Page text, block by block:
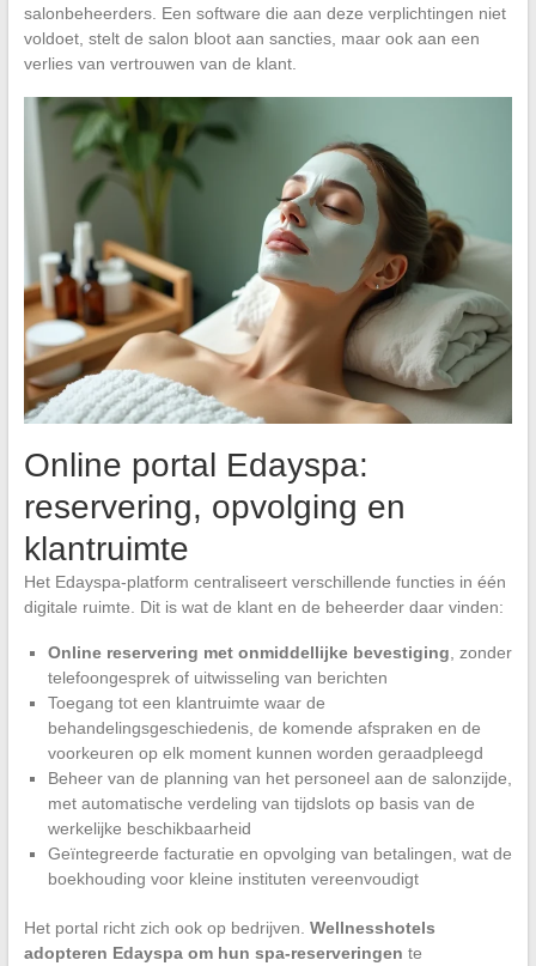
salonbeheerders. Een software die aan deze verplichtingen niet
voldoet, stelt de salon bloot aan sancties, maar ook aan een
verlies van vertrouwen van de klant.
Online portal Edayspa:
reservering, opvolging en
klantruimte
Het Edayspa-platform centraliseert verschillende functies in één
digitale ruimte. Dit is wat de klant en de beheerder daar vinden:
Online reservering met onmiddellijke bevestiging , zonder
telefoongesprek of uitwisseling van berichten
Toegang tot een klantruimte waar de
behandelingsgeschiedenis, de komende afspraken en de
voorkeuren op elk moment kunnen worden geraadpleegd
Beheer van de planning van het personeel aan de salonzijde,
met automatische verdeling van tijdslots op basis van de
werkelijke beschikbaarheid
Geïntegreerde facturatie en opvolging van betalingen, wat de
boekhouding voor kleine instituten vereenvoudigt
Het portal richt zich ook op bedrijven. Wellnesshotels
adopteren Edayspa om hun spa-reserveringen te